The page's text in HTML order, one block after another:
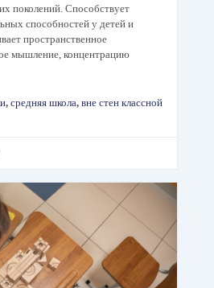
поколений. Способствует
способностей у детей и
пространственное
мышление, концентрацию
, средняя школа, вне стен классной